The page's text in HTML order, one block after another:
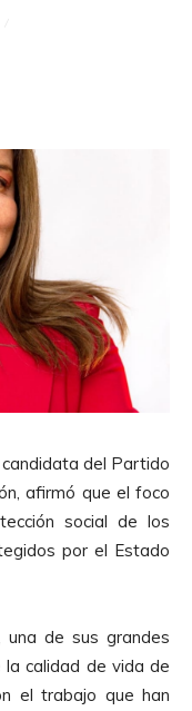
del Partido
afirmó que el foco
social de los
por el Estado
de sus grandes
calidad de vida de
el trabajo que han